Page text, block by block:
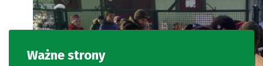
Ważne strony